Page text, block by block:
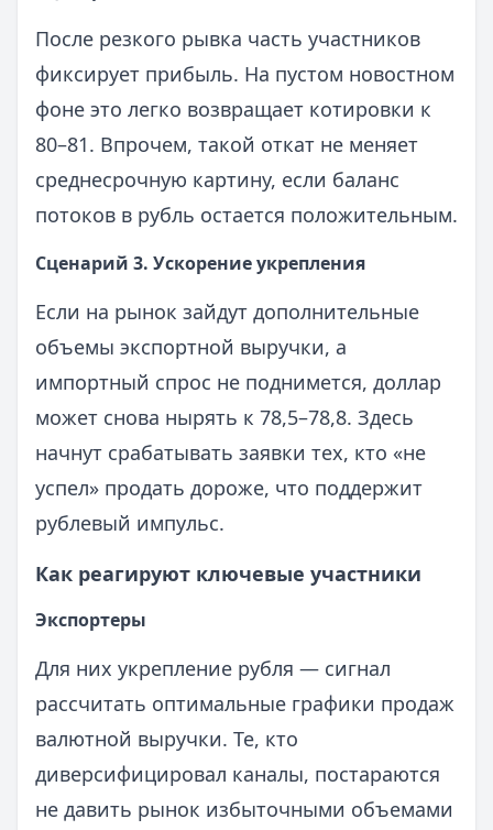
После резкого рывка часть участников
фиксирует прибыль. На пустом новостном
фоне это легко возвращает котировки к
80–81. Впрочем, такой откат не меняет
среднесрочную картину, если баланс
потоков в рубль остается положительным.
Сценарий 3. Ускорение укрепления
Если на рынок зайдут дополнительные
объемы экспортной выручки, а
импортный спрос не поднимется, доллар
может снова нырять к 78,5–78,8. Здесь
начнут срабатывать заявки тех, кто «не
успел» продать дороже, что поддержит
рублевый импульс.
Как реагируют ключевые участники
Экспортеры
Для них укрепление рубля — сигнал
рассчитать оптимальные графики продаж
валютной выручки. Те, кто
диверсифицировал каналы, постараются
не давить рынок избыточными объемами